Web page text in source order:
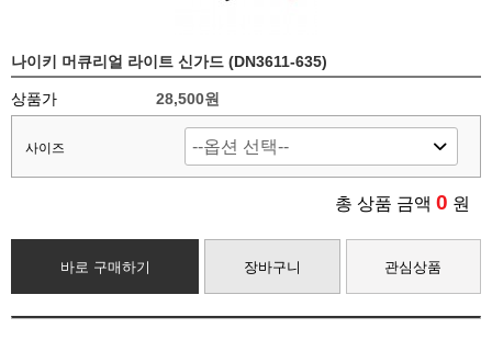
나이키 머큐리얼 라이트 신가드 (DN3611-635)
상품가 28,500원
사이즈
총 상품 금액 0 원
바로 구매하기 장바구니 관심상품